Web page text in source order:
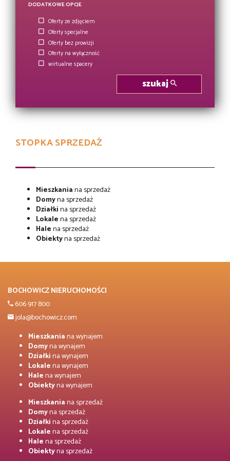
DODATKOWE OPCJE
Oferty ze zdjęciem
Oferty specjalne
Oferty bez prowizji
Oferty na wyłączność
wirtualne spacery
szukaj
STOPKA SPRZEDAŻ
Mieszkaniana sprzedaż
Domyna sprzedaż
Działkina sprzedaż
Lokalena sprzedaż
Halena sprzedaż
Obiektyna sprzedaż
BOCHOWICZ NIERUCHOMOŚCI
606 917 800
jola@bochowicz.com
Mieszkaniana wynajem
Domyna wynajem
Działkina wynajem
Lokalena wynajem
Halena wynajem
Obiektyna wynajem
Mieszkaniana sprzedaż
Domyna sprzedaż
Działkina sprzedaż
Lokalena sprzedaż
Halena sprzedaż
Obiektyna sprzedaż